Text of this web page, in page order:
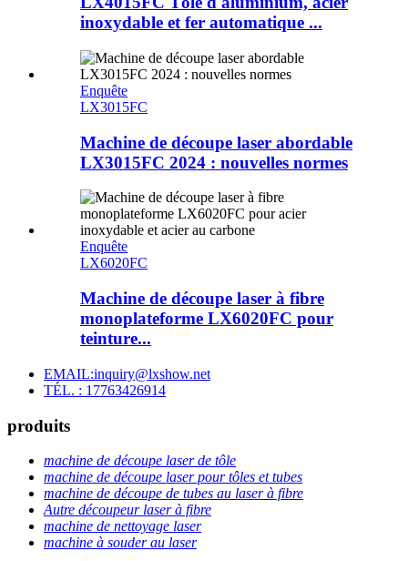
inoxydable et fer automatique ...
Enquête
LX3015FC
Machine de découpe laser abordable
LX3015FC 2024 : nouvelles normes
Enquête
LX6020FC
Machine de découpe laser à fibre
monoplateforme LX6020FC pour
teinture...
EMAIL:inquiry@lxshow.net
TÉL. : 17763426914
produits
machine de découpe laser de tôle
machine de découpe laser pour tôles et tubes
machine de découpe de tubes au laser à fibre
Autre découpeur laser à fibre
machine de nettoyage laser
machine à souder au laser